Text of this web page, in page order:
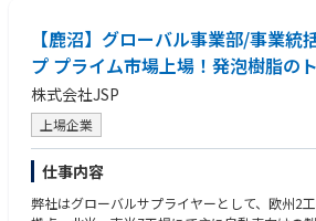
■職務内容、解決いただきたい課題
同社のサーマル製品は、急速な需要の伸びと
を背景に急伸している成長事業。
現在とこれからの顧客のニーズに応え信頼関
も、通訳を介さない円滑なコミュニケーションを
リードするための重要な部分を担っていただ
ッションとなります。
・新規プロジェクトの設計提案を、オンラ
【鹿沼】グローバル事業部/事業統
プ プライム市場上場！発泡樹脂の
株式会社JSP
上場企業
仕事内容
弊社はグローバルサプライヤーとして、欧州2